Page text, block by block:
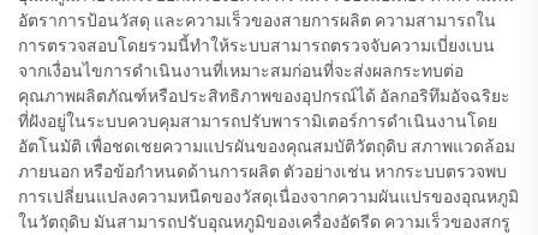
อัตราการป้อนวัสดุ และความเร็วของสายการผลิต ความสามารถใน
การตรวจสอบโดยรวมนี้ทำให้ระบบสามารถตรวจจับความเบี่ยงเบน
จากเงื่อนไขการดำเนินงานที่เหมาะสมก่อนที่จะส่งผลกระทบต่อ
คุณภาพผลิตภัณฑ์หรือประสิทธิภาพของอุปกรณ์ได้ อัลกอริทึมอัจฉริยะ
ที่ฝังอยู่ในระบบควบคุมสามารถปรับพารามิเตอร์การดำเนินงานโดย
อัตโนมัติ เพื่อชดเชยความแปรผันของคุณสมบัติวัตถุดิบ สภาพแวดล้อม
ภายนอก หรือข้อกำหนดด้านการผลิต ตัวอย่างเช่น หากระบบตรวจพบ
การเปลี่ยนแปลงความหนืดของวัสดุเนื่องจากความผันแปรของอุณหภูมิ
ในวัตถุดิบ มันสามารถปรับอุณหภูมิของเครื่องอัดรีด ความเร็วของสกรู